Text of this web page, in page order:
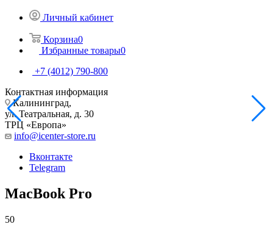
Личный кабинет
Корзина0
Избранные товары0
+7 (4012) 790-800
Контактная информация
Калининград,
ул. Театральная, д. 30
ТРЦ «Европа»
info@icenter-store.ru
Вконтакте
Telegram
MacBook Pro
50